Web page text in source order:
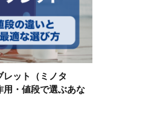
レット（ミノタ
用・値段で選ぶあな